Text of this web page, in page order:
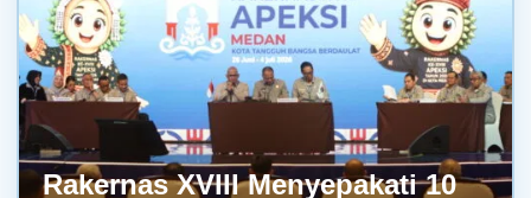
Rakernas XVIII Menyepakati 10